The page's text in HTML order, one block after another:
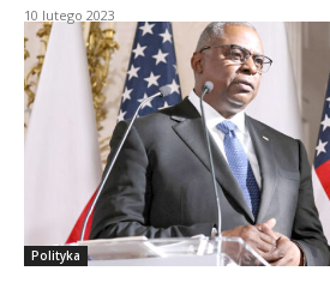
10 lutego 2023
Polityka